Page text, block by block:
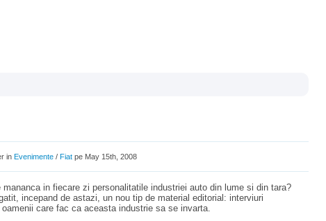
in Evenimente / Fiat pe May 15th, 2008
in fiecare zi personalitatile industriei auto din lume si din tara?
incepand de astazi, un nou tip de material editorial: interviuri
care fac ca aceasta industrie sa se invarta.